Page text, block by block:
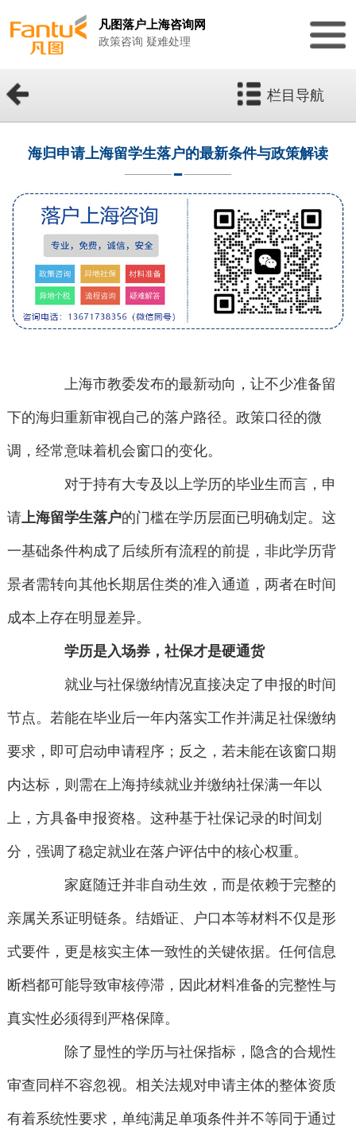
凡图落户上海咨询网
政策咨询 疑难处理
栏目导航
海归申请上海留学生落户的最新条件与政策解读
上海市教委发布的最新动向，让不少准备留
下的海归重新审视自己的落户路径。政策口径的微
调，经常意味着机会窗口的变化。
对于持有大专及以上学历的毕业生而言，申
请上海留学生落户的门槛在学历层面已明确划定。这
一基础条件构成了后续所有流程的前提，非此学历背
景者需转向其他长期居住类的准入通道，两者在时间
成本上存在明显差异。
学历是入场券，社保才是硬通货
就业与社保缴纳情况直接决定了申报的时间
节点。若能在毕业后一年内落实工作并满足社保缴纳
要求，即可启动申请程序；反之，若未能在该窗口期
内达标，则需在上海持续就业并缴纳社保满一年以
上，方具备申报资格。这种基于社保记录的时间划
分，强调了稳定就业在落户评估中的核心权重。
家庭随迁并非自动生效，而是依赖于完整的
亲属关系证明链条。结婚证、户口本等材料不仅是形
式要件，更是核实主体一致性的关键依据。任何信息
断档都可能导致审核停滞，因此材料准备的完整性与
真实性必须得到严格保障。
除了显性的学历与社保指标，隐含的合规性
审查同样不容忽视。相关法规对申请主体的整体资质
有着系统性要求，单纯满足单项条件并不等同于通过